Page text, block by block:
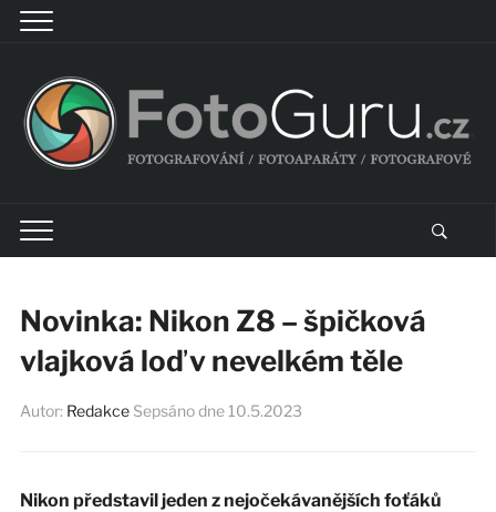
Novinka: Nikon Z8 – špičková
vlajková loď v nevelkém těle
Autor: Redakce Sepsáno dne 10.5.2023
Nikon představil jeden z nejočekávanějších foťáků